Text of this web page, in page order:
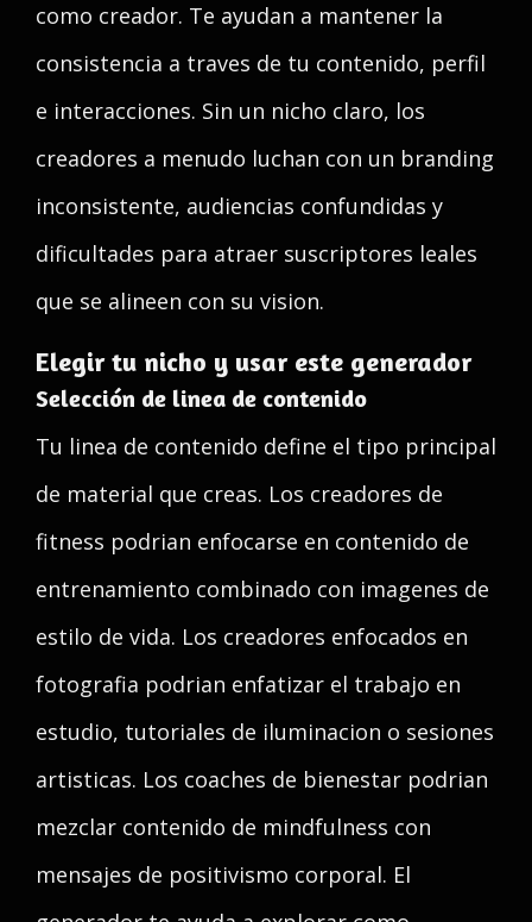
como creador. Te ayudan a mantener la
consistencia a traves de tu contenido, perfil
e interacciones. Sin un nicho claro, los
creadores a menudo luchan con un branding
inconsistente, audiencias confundidas y
dificultades para atraer suscriptores leales
que se alineen con su vision.
Elegir tu nicho y usar este generador
Selección de linea de contenido
Tu linea de contenido define el tipo principal
de material que creas. Los creadores de
fitness podrian enfocarse en contenido de
entrenamiento combinado con imagenes de
estilo de vida. Los creadores enfocados en
fotografia podrian enfatizar el trabajo en
estudio, tutoriales de iluminacion o sesiones
artisticas. Los coaches de bienestar podrian
mezclar contenido de mindfulness con
mensajes de positivismo corporal. El